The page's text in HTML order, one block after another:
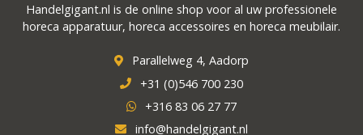
Handelgigant.nl is de online shop voor al uw professionele
horeca apparatuur, horeca accessoires en horeca meubilair.
Parallelweg 4, Aadorp
+31 (0)546 700 230
+316 83 06 27 77
info@handelgigant.nl